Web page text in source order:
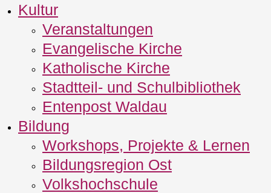
Kultur
Veranstaltungen
Evangelische Kirche
Katholische Kirche
Stadtteil- und Schulbibliothek
Entenpost Waldau
Bildung
Workshops, Projekte & Lernen
Bildungsregion Ost
Volkshochschule